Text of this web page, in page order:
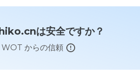
は安全ですか？
WOT からの信頼